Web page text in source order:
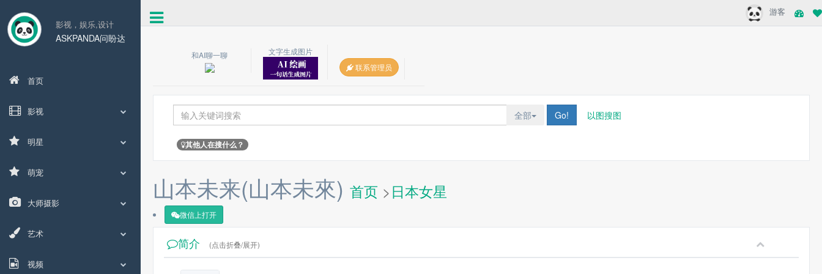
影视，娱乐,设计
ASKPANDA问盼达
首页
影视
明星
萌宠
大师摄影
艺术
视频
游客
和AI聊一聊
文字生成图片
联系管理员
全部 Go! 以图搜图
其他人在搜什么？
山本未来(山本未來) 首页 >日本女星
微信上打开
简介 (点击折叠/展开)